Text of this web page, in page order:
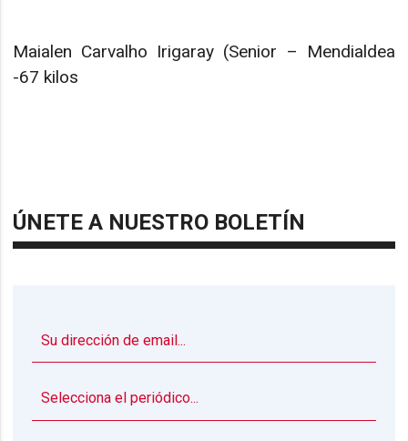
Maialen Carvalho Irigaray (Senior – Mendialdea
-67 kilos
ÚNETE A NUESTRO BOLETÍN